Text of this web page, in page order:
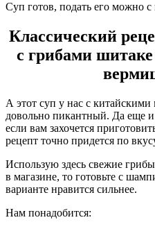
Суп готов, подать его можно с
Классический
с грибами
А этот суп у нас с
довольно пикантный. Да еще
если вам захочется
рецепт точно придется по
Использую здесь свежие
в магазине, то готовьте с
варианте нравится сильнее.
Нам понадобится: